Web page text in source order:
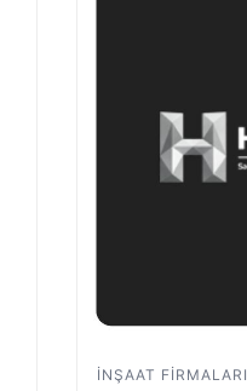
İNŞAAT FIRMALARI